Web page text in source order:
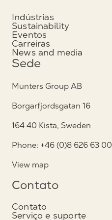
Indústrias
Sustainability
Eventos
Carreiras
News and media
Sede
Munters Group AB
Borgarfjordsgatan 16
164 40 Kista, Sweden
Phone: +46 (0)8 626 63 00
View map
Contato
Contato
Serviço e suporte